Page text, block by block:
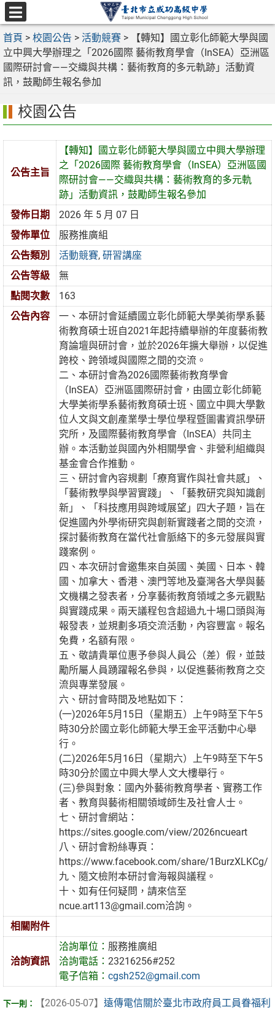
跳
至
主
要
內
容
選
單
首頁 > 校園公告 > 活動競賽 >
【轉知】國立彰化師範大學與國
立中興大學辦理之「2026國際 藝術教育學會（InSEA）亞洲區
國際研討會——交織與共構：藝術教育的多元軌跡」活動資
訊，鼓勵師生報名參加
校園公告
公告主旨
【轉知】國立彰化師範大學與國立中興大學辦理
之「2026國際 藝術教育學會（InSEA）亞洲區國
際研討會——交織與共構：藝術教育的多元軌
跡」活動資訊，鼓勵師生報名參加
發佈日期
2026 年 5 月 07 日
發佈單位
服務推廣組
公告類別
活動競賽,研習講座
公告等級
無
點閱次數
163
公告內容
一、本研討會延續國立彰化師範大學美術學系藝
術教育碩士班自2021年起持續舉辦的年度藝術教
育論壇與研討會，並於2026年擴大舉辦，以促進
跨校、跨領域與國際之間的交流。
二、本研討會為2026國際藝術教育學會
（InSEA）亞洲區國際研討會，由國立彰化師範
大學美術學系藝術教育碩士班、國立中興大學數
位人文與文創產業學士學位學程暨圖書資訊學研
究所，及國際藝術教育學會（InSEA）共同主
辦。本活動並與國內外相關學會、非營利組織與
基金會合作推動。
三、研討會內容規劃「療育實作與社會共感」、
「藝術教學與學習實踐」、「藝教研究與知識創
新」、「科技應用與跨域展望」四大子題，旨在
促進國內外學術研究與創新實踐者之間的交流，
探討藝術教育在當代社會脈絡下的多元發展與實
踐案例。
四、本次研討會邀集來自英國、美國、日本、韓
國、加拿大、香港、澳門等地及臺灣各大學與藝
文機構之發表者，分享藝術教育領域之多元觀點
與實踐成果。兩天議程包含超過九十場口頭與海
報發表，並規劃多項交流活動，內容豐富。報名
免費，名額有限。
五、敬請貴單位惠予參與人員公（差）假，並鼓
勵所屬人員踴躍報名參與，以促進藝術教育之交
流與專業發展。
六、研討會時間及地點如下：
(一)2026年5月15日（星期五）上午9時至下午5
時30分於國立彰化師範大學王金平活動中心舉
行。
(二)2026年5月16日（星期六）上午9時至下午5
時30分於國立中興大學人文大樓舉行。
(三)參與對象：國內外藝術教育學者、實務工作
者、教育與藝術相關領域師生及社會人士。
七、研討會網站：
https://sites.google.com/view/2026ncueart
八、研討會粉絲專頁：
https://www.facebook.com/share/1BurzXLKCg/
九、隨文檢附本研討會海報與議程。
十、如有任何疑問，請來信至
ncue.art113@gmail.com洽詢。
相關附件
洽詢資訊
洽詢單位： 服務推廣組
洽詢電話：23216256#252
電子信箱：cgsh252@gmail.com
【2026-05-07】 遠傳電信關於臺北市政府員工員眷福利